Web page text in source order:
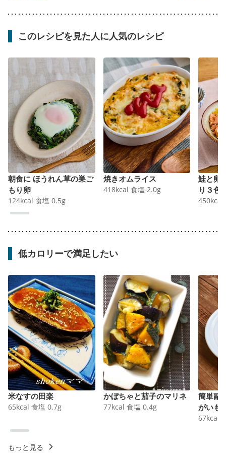
このレシピを見た人に人気のレシピ
朝食に ほうれん草の巣ご
もり卵
124kcal 食塩 0.5g
焼きオムライス
418kcal 食塩 2.0g
鮭と卵
り３色
450kcal
低カロリーで満足したい
米なすの田楽
65kcal 食塩 0.7g
かぼちゃと茄子のマリネ
77kcal 食塩 0.4g
簡単副
がいも
67kcal
もっと見る